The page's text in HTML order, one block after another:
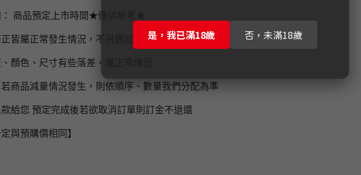
商品預定上市時間★僅供參考★
皆屬正常發生情況，不另通知， 實際到貨時間為上市後1-2個月左右
顏色、尺寸有些落差，屬正常情況
商品減量情況發生，則依順序、數量我們分配為準
給您 預定完成後若欲取消訂單則訂金不退還
與預購價相同】
是，我已滿18歲 否，未滿18歲